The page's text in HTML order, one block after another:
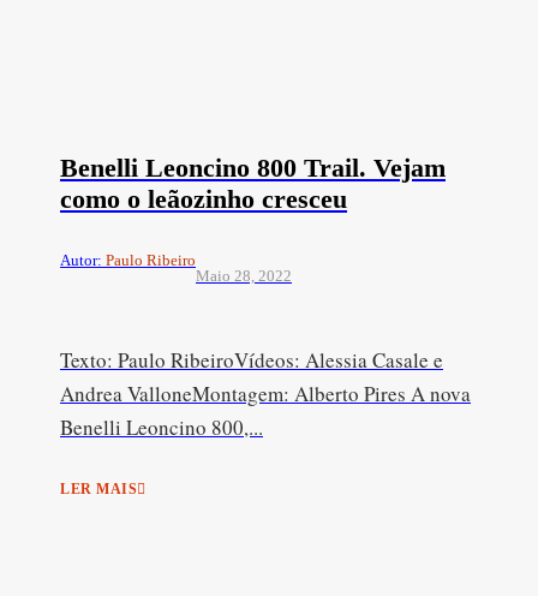
Benelli Leoncino 800 Trail. Vejam
como o leãozinho cresceu
Autor: Paulo Ribeiro
Maio 28, 2022
Texto: Paulo RibeiroVídeos: Alessia Casale e
Andrea ValloneMontagem: Alberto Pires A nova
Benelli Leoncino 800,...
LER MAIS